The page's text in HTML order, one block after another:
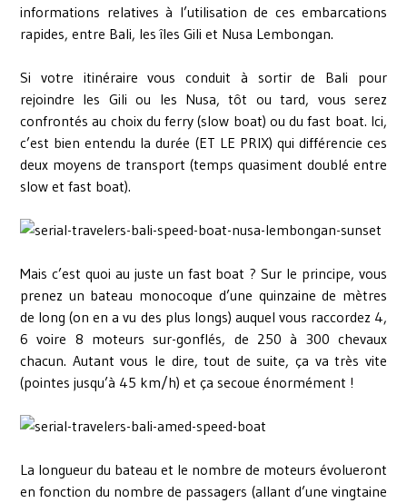
informations relatives à l’utilisation de ces embarcations
rapides, entre Bali, les îles Gili et Nusa Lembongan.
Si votre itinéraire vous conduit à sortir de Bali pour
rejoindre les Gili ou les Nusa, tôt ou tard, vous serez
confrontés au choix du ferry (slow boat) ou du fast boat. Ici,
c’est bien entendu la durée (ET LE PRIX) qui différencie ces
deux moyens de transport (temps quasiment doublé entre
slow et fast boat).
Mais c’est quoi au juste un fast boat ? Sur le principe, vous
prenez un bateau monocoque d’une quinzaine de mètres
de long (on en a vu des plus longs) auquel vous raccordez 4,
6 voire 8 moteurs sur-gonflés, de 250 à 300 chevaux
chacun. Autant vous le dire, tout de suite, ça va très vite
(pointes jusqu’à 45 km/h) et ça secoue énormément !
La longueur du bateau et le nombre de moteurs évolueront
en fonction du nombre de passagers (allant d’une vingtaine